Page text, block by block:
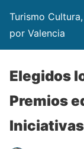
Turismo
por Valencia
Elegidos
Premios